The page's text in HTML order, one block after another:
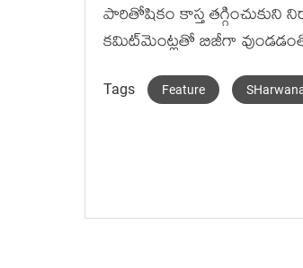
పారితోషికం కాస్త తగ్గించుకుని
కమిట్‍మెంట్లతో బిజీగా
Tags Feature